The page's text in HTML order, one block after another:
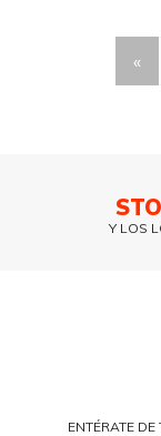
«
Y LOS
ENTÉRATE